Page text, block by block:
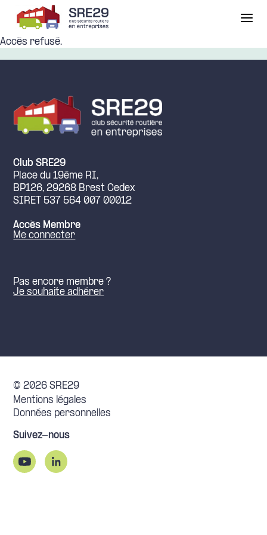
Accès refusé.
Club SRE29
Place du 19ème RI,
BP126, 29268 Brest Cedex
SIRET 537 564 007 00012
Accès Membre
Me connecter
Pas encore membre ?
Je souhaite adhérer
© 2026 SRE29
Mentions légales
Données personnelles
Suivez-nous